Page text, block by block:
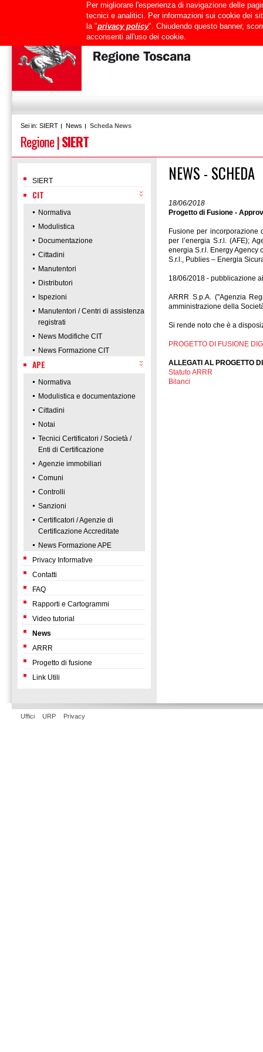
Mappa del sito RTRT Intranet
Sei in: SIERT News Scheda News
Regione|SIERT
SIERT
CIT
Normativa
Modulistica
Documentazione
Cittadini
Manutentori
Distributori
Ispezioni
Manutentori / Centri di assistenza
registrati
News Modifiche CIT
News Formazione CIT
APE
Normativa
Modulistica e documentazione
Cittadini
Notai
Tecnici Certificatori / Società /
Enti di Certificazione
Agenzie immobiliari
Comuni
Controlli
Sanzioni
Certificatori / Agenzie di
Certificazione Accreditate
News Formazione APE
Privacy Informative
Contatti
FAQ
Rapporti e Cartogrammi
Video tutorial
News
ARRR
Progetto di fusione
Link Utili
NEWS - SCHEDA
18/06/2018
Progetto di Fusione -
Fusione per incorporazione
per l’energia S.r.l. (AFE);
energia S.r.l. Energy Agency
S.r.l., Publies – Energia
18/06/2018 - pubblicazione
ARRR S.p.A. ("Agenzia
amministrazione della
Si rende noto che è a
PROGETTO DI FUSIONE
ALLEGATI AL PROGETTO
Statuto ARRR
Bilanci
Uffici URP Privacy
Per migliorare l'esperienza di navigazione delle
tecnici e analitici. Per informazioni sui cookie dei
la "privacy policy". Chiudendo questo banner,
acconsenti all'uso dei cookie.